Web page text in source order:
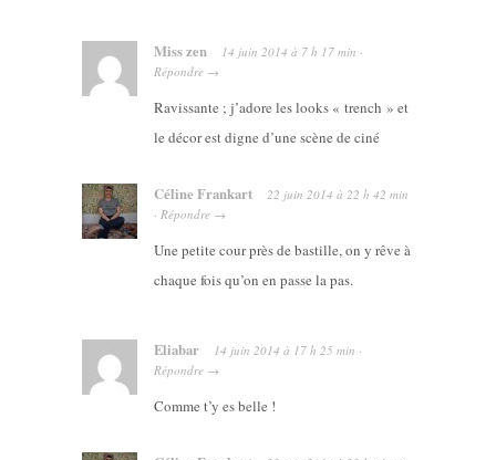
Miss zen 14 juin 2014 à 7 h 17 min ·
Répondre →
Ravissante ; j’adore les looks « trench » et
le décor est digne d’une scène de ciné
Céline Frankart 22 juin 2014 à 22 h 42 min
· Répondre →
Une petite cour près de bastille, on y rêve à
chaque fois qu’on en passe la pas.
Eliabar 14 juin 2014 à 17 h 25 min ·
Répondre →
Comme t’y es belle !